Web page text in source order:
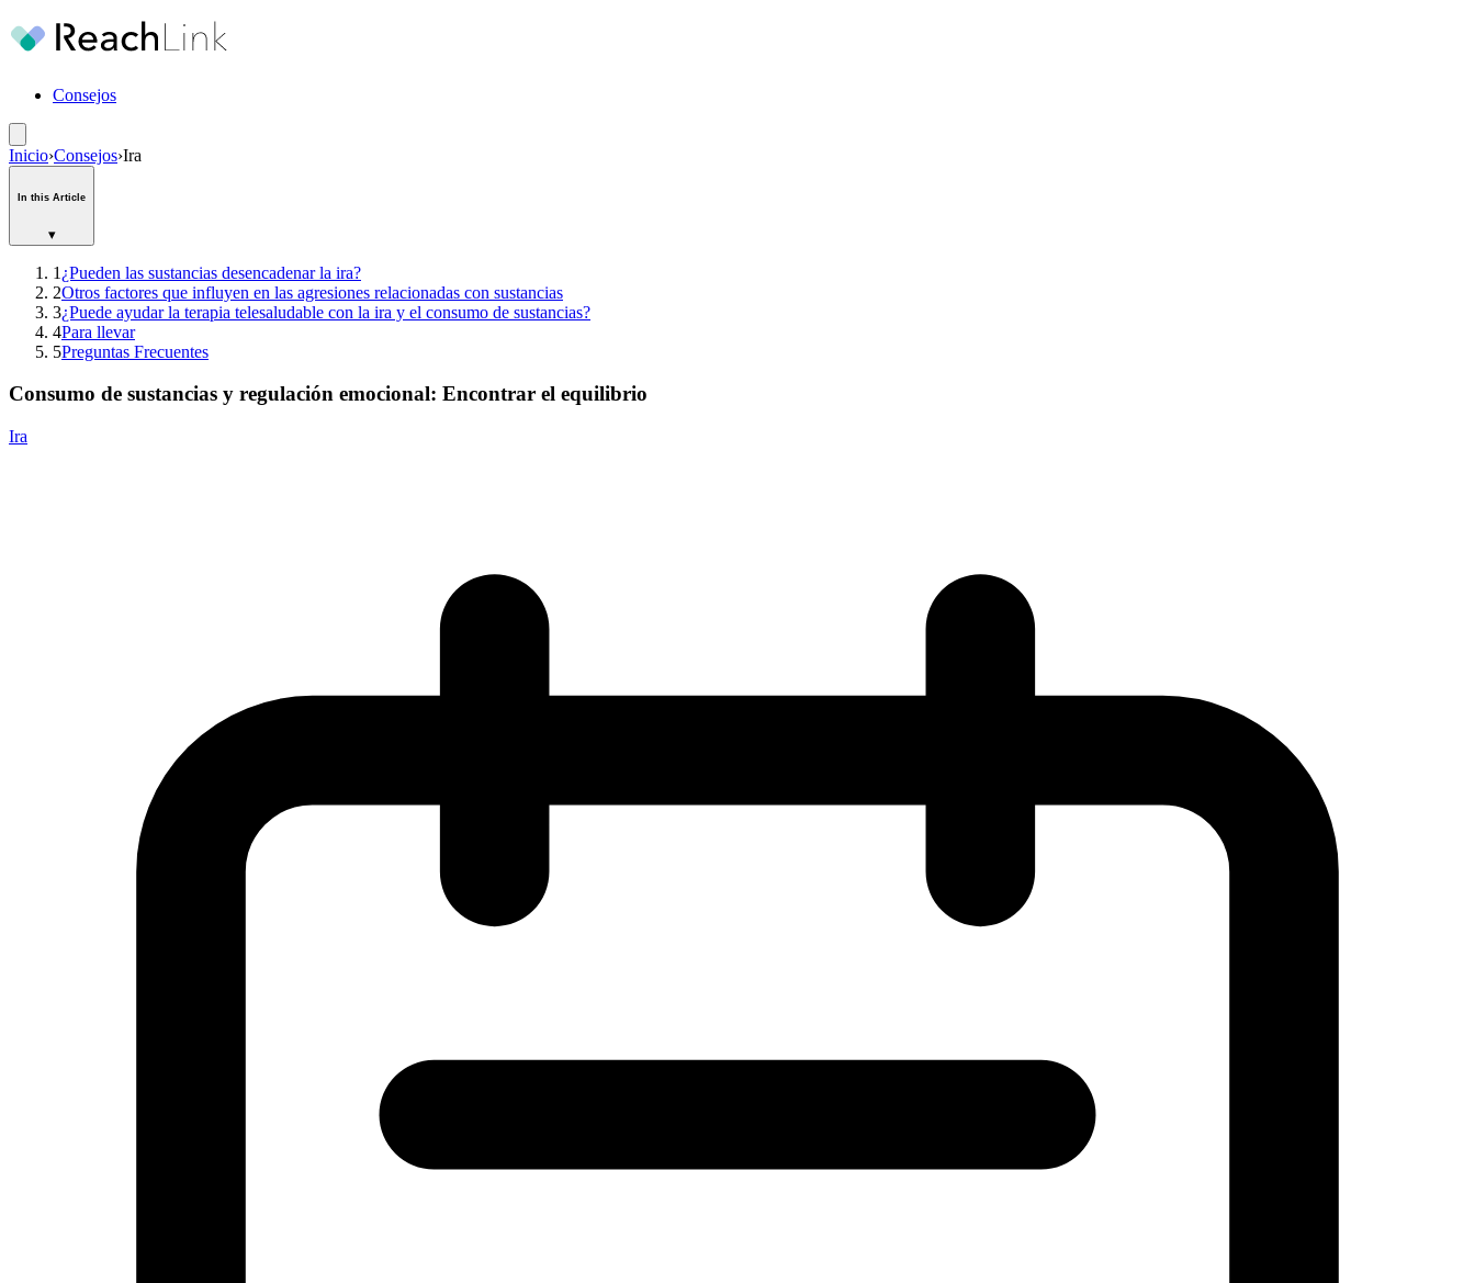
Consejos
Inicio›Consejos›Ira
In this Article
▾
1 ¿Pueden las sustancias desencadenar la ira?
2Otros factores que influyen en las agresiones relacionadas con sustancias
3¿Puede ayudar la terapia telesaludable con la ira y el consumo de sustancias?
4Para llevar
5Preguntas Frecuentes
Consumo de sustancias y regulación emocional: Encontrar el equilibrio
Ira